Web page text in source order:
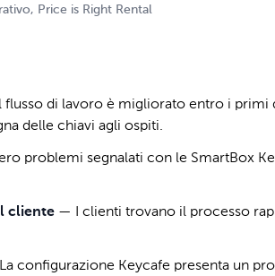
Price is Right Rental
flusso di lavoro è migliorato entro i
delle chiavi agli ospiti.
problemi segnalati con le SmartBox
cliente — I clienti trovano il processo
La configurazione Keycafe presenta un